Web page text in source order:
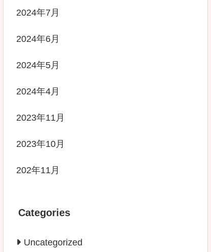
2024年7月
2024年6月
2024年5月
2024年4月
2023年11月
2023年10月
202年11月
Categories
Uncategorized